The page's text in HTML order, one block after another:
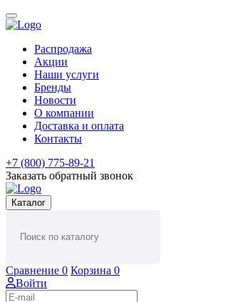
Распродажа
Акции
Наши услуги
Бренды
Новости
О компании
Доставка и оплата
Контакты
+7 (800) 775-89-21
Заказать обратный звонок
Каталог
Сравнение 0 Корзина 0
Войти